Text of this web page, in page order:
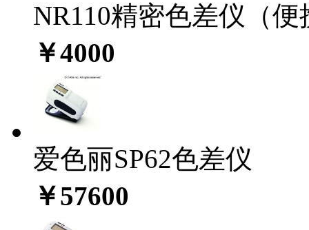
NR110精密色差仪（
￥4000
爱色丽SP62色差仪
￥57600